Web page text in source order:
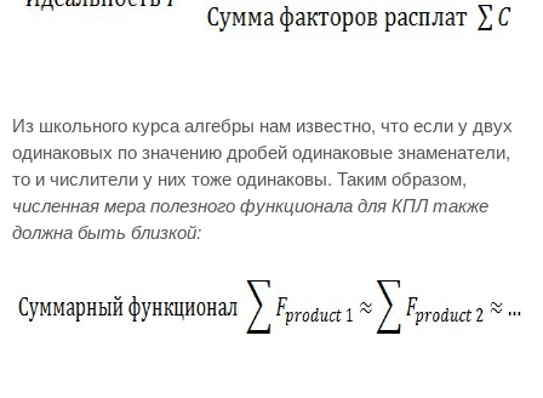
Из школьного курса алгебры нам известно, что если у двух
одинаковых по значению дробей одинаковые знаменатели,
то и числители у них тоже одинаковы. Таким образом,
численная мера полезного функционала для КПЛ также
должна быть близкой: